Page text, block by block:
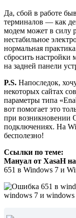
Да, сбой в работе
терминалов — как
модем может в силу
нестабильное
нормальная
сбросить настройки
на задней панели
P.S. Напоследок,
некоторых сайтах
параметры типа
вот помогает это
при возникновении
подключениях. На
бесполезно!
Ссылки по теме:
Мануал от XasaH
651 в Windows 7 и